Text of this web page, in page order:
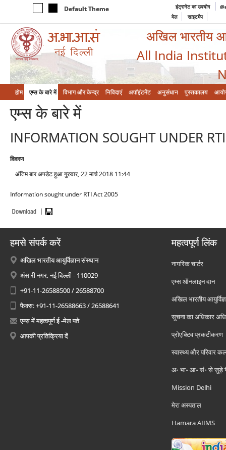
Default Theme इंट्रानेट का उपयोग
मेल
साइटमैप
अखिल भारतीय
All India
होम एम्‍स के बारे में विभाग और केन्‍द्र निविदाएं अपॉइंटमेंट अनुसंधान पुस्तकालय
एम्‍स के बारे में
INFORMATION SOUGHT UNDER
विवरण
अंतिम बार अपडेट हुआ गुरुवार, 22 मार्च 2018 11:44
Information sought under RTI Act 2005
हमसे संपर्क करें
अखिल भारतीय आयुर्विज्ञान संस्थान
अंसारी नगर, नई दिल्ली - 110029
+91-11-26588500 / 26588700
फैक्स: +91-11-26588663 / 26588641
एम्स में महत्वपूर्ण ई -मेल पते
आपकी प्रतिक्रिया दें
महत्वपूर्ण लिंक
नागरिक चार्टर
एम्स ऑनलाइन दान
अखिल भारतीय
सूचना का अधिकार
प्रोएक्टिव प्रकटीकरण
स्वास्थ्य और परिवार
अ॰ भा॰ आ॰ सं॰ से जुड़े
Mission Delhi
मेरा अस्पताल
Hamara AIIMS